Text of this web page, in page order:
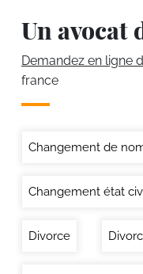
Un avocat
Demandez en ligne
france
Changement de
Changement état
Divorce